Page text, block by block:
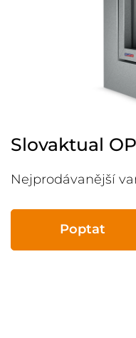
Slovaktual
Nejprodávanější
Poptat